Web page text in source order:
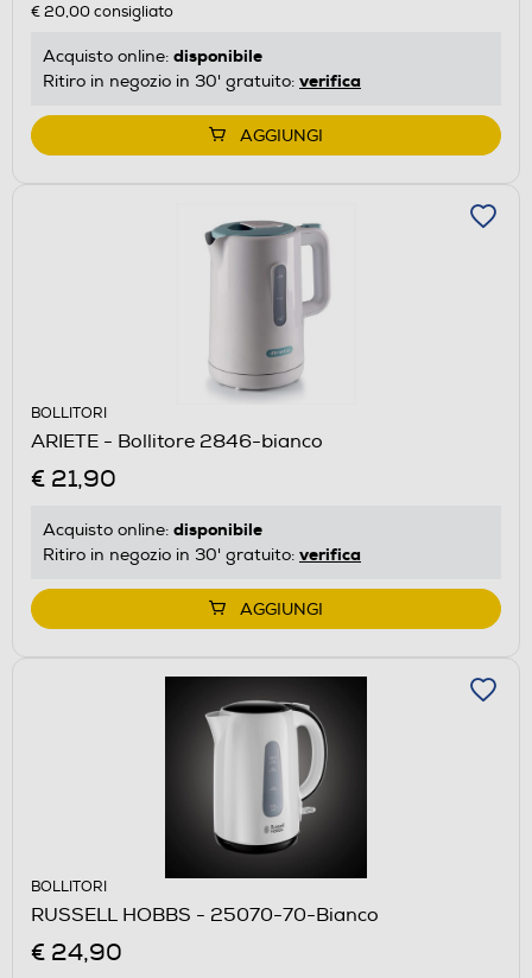
€ 20,00consigliato
Acquisto online: disponibile
Ritiro in negozio in 30' gratuito: verifica
AGGIUNGI
BOLLITORI
ARIETE - Bollitore 2846-bianco
€ 21,90
Acquisto online: disponibile
Ritiro in negozio in 30' gratuito: verifica
AGGIUNGI
BOLLITORI
RUSSELL HOBBS - 25070-70-Bianco
€ 24,90